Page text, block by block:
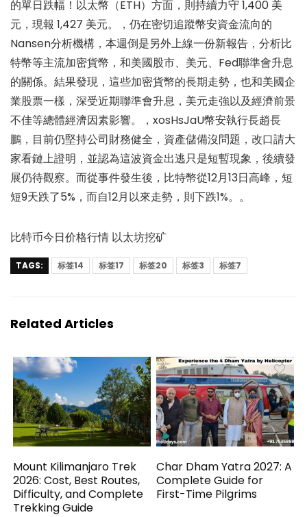
的單日跌幅！以太幣（ETH）方面，則持續力守 1,400 美
元，現報 1,427 美元。，仍在密切追蹤幣安資金流向的
Nansen分析機構，本週倒是另外上線一份新報告，分析比
特幣等主流加密貨幣，和美國股市、美元、Fed聯準會升息
的關係。結果發現，這些加密貨幣的長期走勢，也和美國企
業股票一樣，深受近期聯準會升息，美元走強以及經濟前景
不佳等總體經濟因素影響。，xosHsJaU幣安執行長趙長
鵬，目前仍堅持公司財務健全，資產儲備沒問題，改口請大
家看鏈上證明，並認為這波資金出逃只是短暫現象，後續發
展仍待觀察。而從事件發生後，比特幣從12月13日高峰，短
短9天跌了5%，而自12月以來走勢，則下跌1%。。
比特币今日价格行情 以太坊挖矿
TAGS: 标签14 标签17 标签20 标签3 标签7
Related Articles
Mount Kilimanjaro Trek
2026: Cost, Best Routes,
Difficulty, and Complete
Trekking Guide
Char Dham Yatra 2027: A
Complete Guide for
First-Time Pilgrims